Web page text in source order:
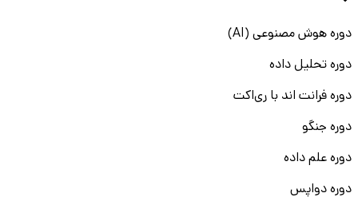
دوره هوش مصنوعی (AI)
دوره تحلیل داده
دوره فرانت اند با ری‌اکت
دوره جنگو
دوره علم داده
دوره دواپس